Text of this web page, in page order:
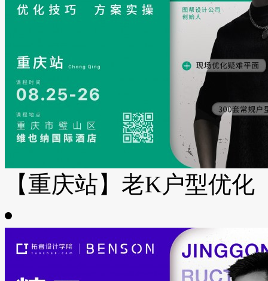
【重庆站】老K户型优化